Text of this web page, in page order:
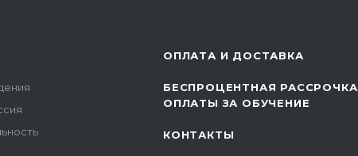
ОПЛАТА И ДОСТАВКА
БЕСПРОЦЕНТНАЯ РАССРОЧКА
ОПЛАТЫ ЗА ОБУЧЕНИЕ
КОНТАКТЫ